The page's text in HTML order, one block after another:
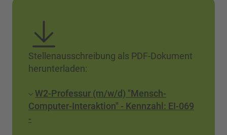
Stellenausschreibung als PDF-Dokument
herunterladen:
W2-Professur (m/w/d) "Mensch-
Computer-Interaktion" - Kennzahl: EI-069
-